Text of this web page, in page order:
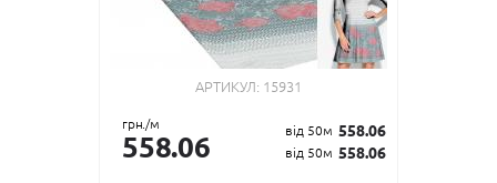
АРТИКУЛ: 15931
грн./м
558.06 від 50м 558.06
від 50м 558.06